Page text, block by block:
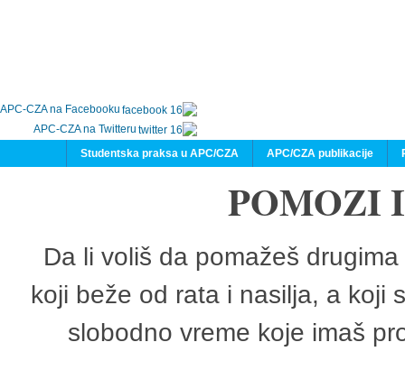
APC-CZA na Facebooku
APC-CZA na Twitteru
APC/CZA publikacije
Studentska praksa u APC/CZA
POMOZI
Da li voliš da pomažeš
koji beže od rata i nasilja, a koji
slobodno vreme koje imaš